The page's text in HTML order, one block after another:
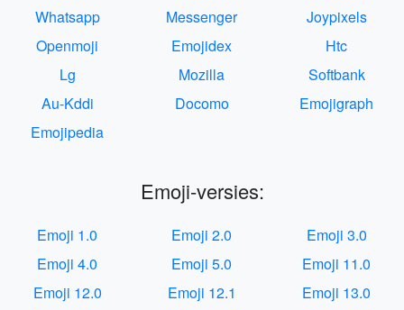
Whatsapp
Messenger
Joypixels
Openmoji
Emojidex
Htc
Lg
Mozilla
Softbank
Au-Kddi
Docomo
Emojigraph
Emojipedia
Emoji-versies:
Emoji 1.0 Emoji 2.0
Emoji 3.0
Emoji 4.0
Emoji 5.0
Emoji 11.0
Emoji 12.0
Emoji 12.1
Emoji 13.0